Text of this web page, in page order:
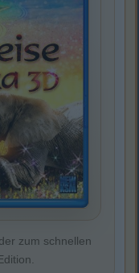
zum schnellen